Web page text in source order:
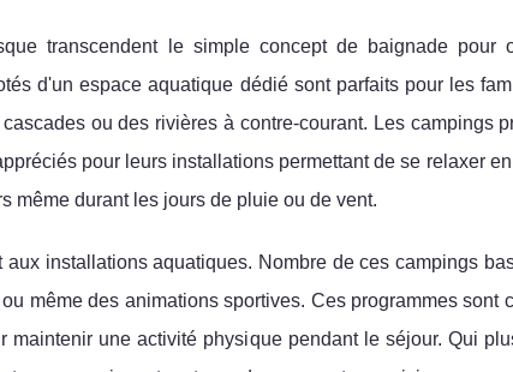
transcendent le simple concept de baignade pour
d'un espace aquatique dédié sont parfaits pour les
ou des rivières à contre-courant. Les campings
pour leurs installations permettant de se relaxer
même durant les jours de pluie ou de vent.
installations aquatiques. Nombre de ces campings
même des animations sportives. Ces programmes sont
maintenir une activité physique pendant le séjour. Qui